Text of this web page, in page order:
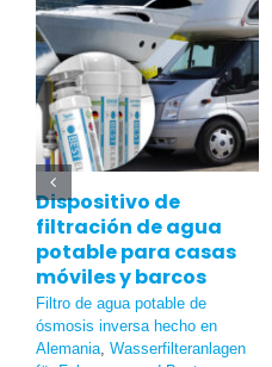
Dispositivo de
filtración de agua
potable para casas
móviles y barcos
Filtro de agua potable de
ósmosis inversa hecho en
Alemania, Wasserfilteranlagen